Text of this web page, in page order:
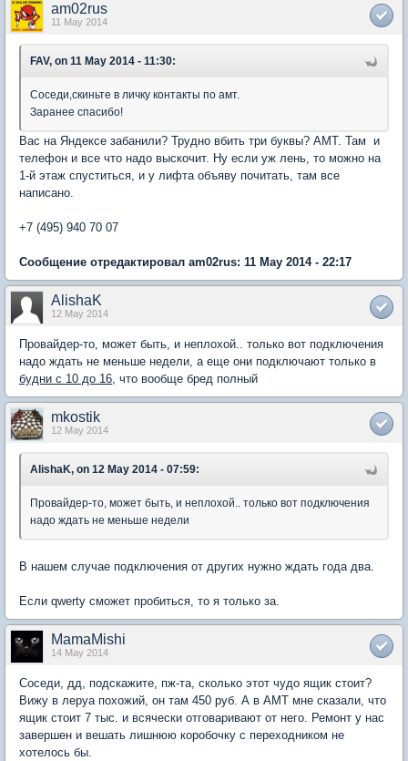
am02rus
11 May 2014
FAV, on 11 May 2014 - 11:30:
Соседи,скиньте в личку контакты по амт.
Заранее спасибо!
Вас на Яндексе забанили? Трудно вбить три буквы? АМТ. Там и
телефон и все что надо выскочит. Ну если уж лень, то можно на
1-й этаж спуститься, и у лифта объяву почитать, там все
написано.
+7 (495) 940 70 07
Сообщение отредактировал am02rus: 11 May 2014 - 22:17
AlishaK
12 May 2014
Провайдер-то, может быть, и неплохой.. только вот подключения
надо ждать не меньше недели, а еще они подключают только в
будни с 10 до 16, что вообще бред полный
mkostik
12 May 2014
AlishaK, on 12 May 2014 - 07:59:
Провайдер-то, может быть, и неплохой.. только вот подключения
надо ждать не меньше недели
В нашем случае подключения от других нужно ждать года два.
Если qwerty сможет пробиться, то я только за.
MamaMishi
14 May 2014
Соседи, дд, подскажите, пж-та, сколько этот чудо ящик стоит?
Вижу в леруа похожий, он там 450 руб. А в АМТ мне сказали, что
ящик стоит 7 тыс. и всячески отговаривают от него. Ремонт у нас
завершен и вешать лишнюю коробочку с переходником не
хотелось бы.